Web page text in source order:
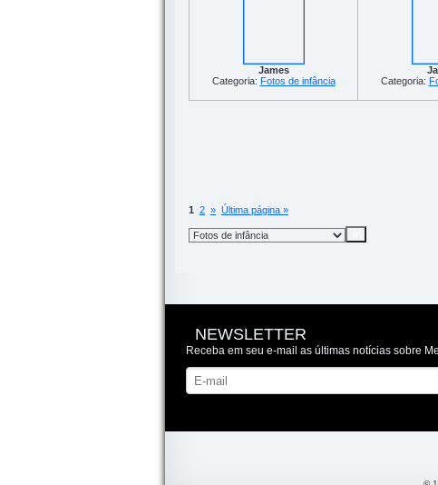
James
Categoria: Fotos de infância
Categoria:
1 2 » Última página »
NEWSLETTER
Receba em seu e-mail as últimas notícias sobre